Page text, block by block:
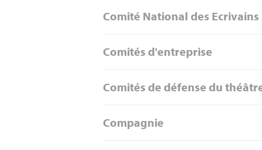
Comité National des Ecrivains
Comités d'entreprise
Comités de défense du
Compagnie